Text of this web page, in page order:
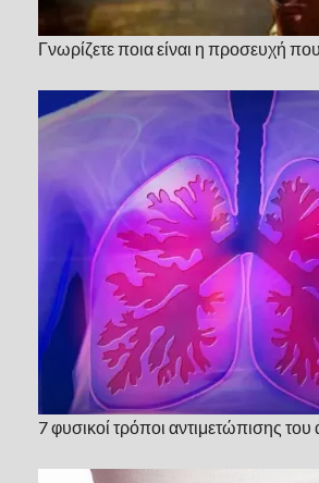
Γνωρίζετε ποια είναι η προσευχή
7 φυσικοί τρόποι αντιμετώπισης